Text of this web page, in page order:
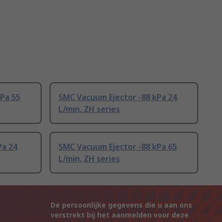
55
SMC Vacuum Ejector -88 kPa 24
L/min, ZH series
24
SMC Vacuum Ejector -88 kPa 65
L/min, ZH series
De persoonlijke gegevens die u aan ons
verstrekt bij het aanmelden voor deze